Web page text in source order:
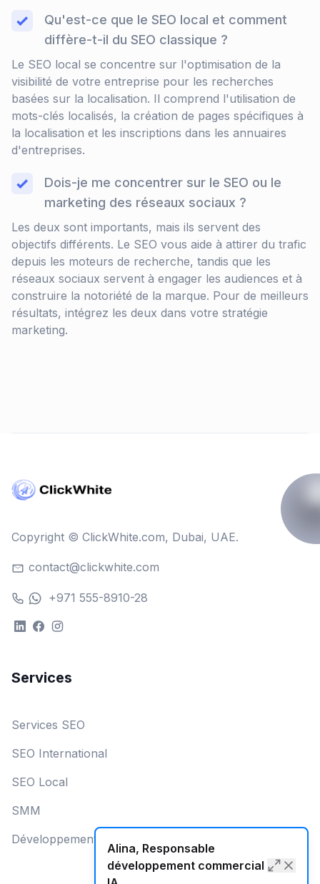
Qu'est-ce que le SEO local et comment
diffère-t-il du SEO classique ?
Le SEO local se concentre sur l'optimisation de la
visibilité de votre entreprise pour les recherches
basées sur la localisation. Il comprend l'utilisation de
mots-clés localisés, la création de pages spécifiques à
la localisation et les inscriptions dans les annuaires
d'entreprises.
Dois-je me concentrer sur le SEO ou le
marketing des réseaux sociaux ?
Les deux sont importants, mais ils servent des
objectifs différents. Le SEO vous aide à attirer du trafic
depuis les moteurs de recherche, tandis que les
réseaux sociaux servent à engager les audiences et à
construire la notoriété de la marque. Pour de meilleurs
résultats, intégrez les deux dans votre stratégie
marketing.
Copyright © ClickWhite.com, Dubai, UAE.
contact@clickwhite.com
+971 555-8910-28
Services
Services SEO
SEO International
SEO Local
SMM
Développement Web
Alina, Responsable
développement commercial